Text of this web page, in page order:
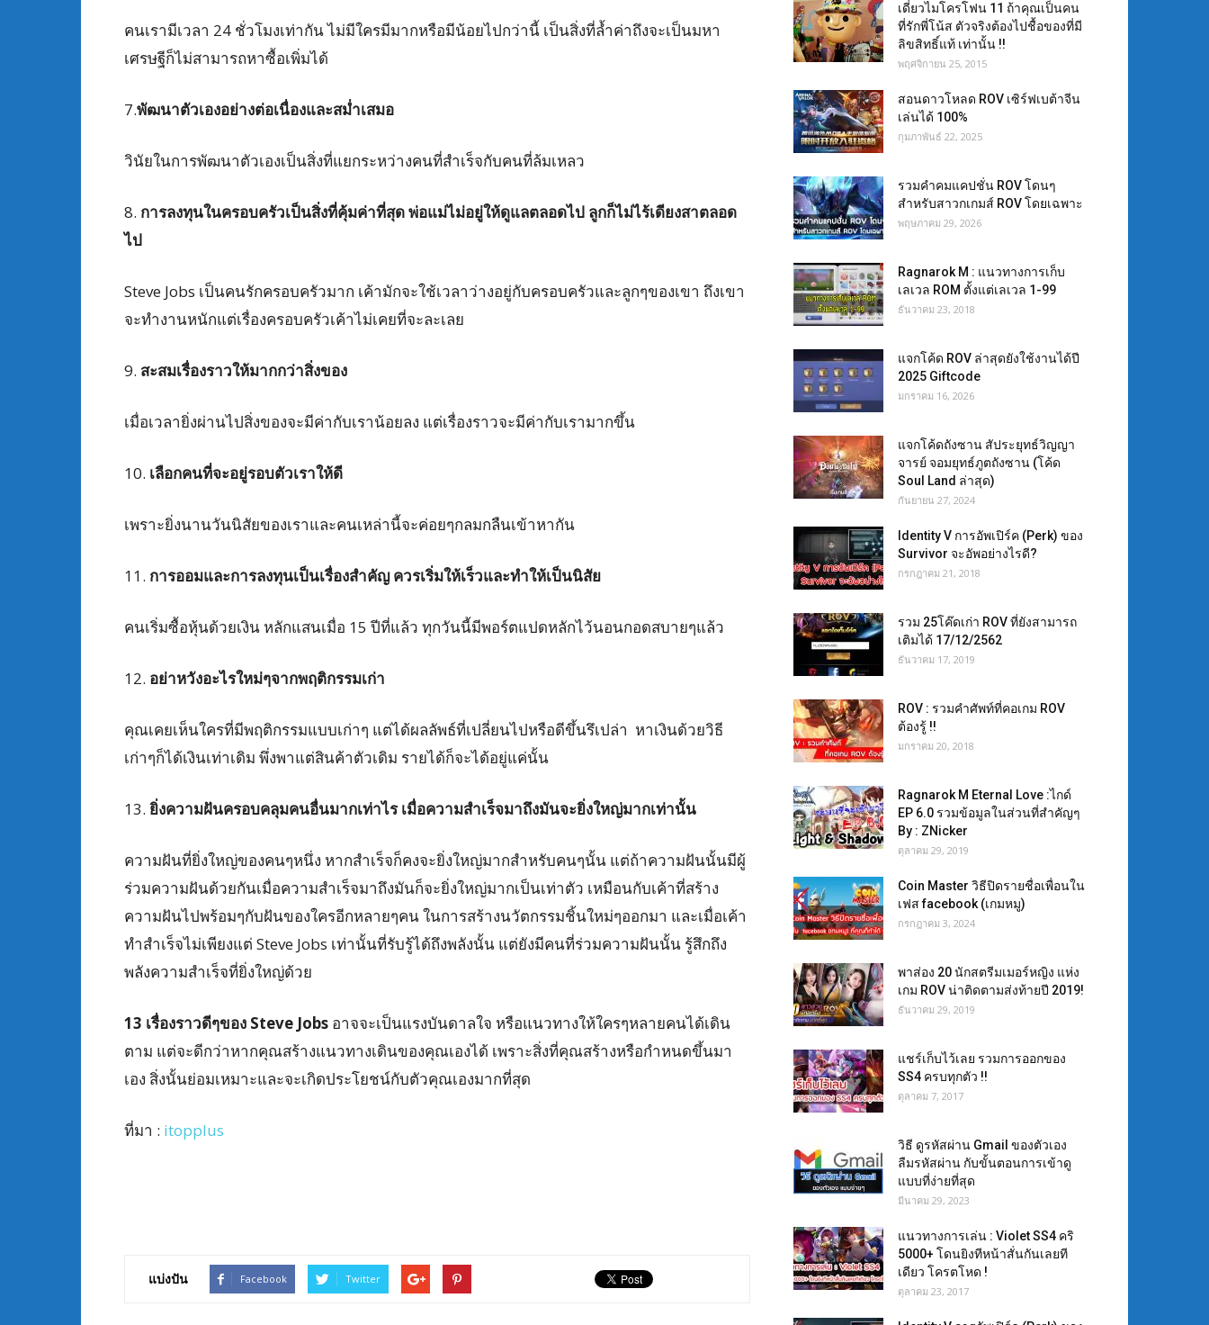
คนเรามีเวลา 24 ชั่วโมงเท่ากัน ไม่มีใครมีมากหรือมีน้อยไปกว่านี้ เป็นสิ่งที่ล้ำค่าถึงจะเป็นมหา
เศรษฐีก็ไม่สามารถหาซื้อเพิ่มได้
7.พัฒนาตัวเองอย่างต่อเนื่องและสม่ำเสมอ
วินัยในการพัฒนาตัวเองเป็นสิ่งที่แยกระหว่างคนที่สำเร็จกับคนที่ล้มเหลว
8. การลงทุนในครอบครัวเป็นสิ่งที่คุ้มค่าที่สุด พ่อแม่ไม่อยู่ให้ดูแลตลอดไป ลูกก็ไม่ไร้เดียงสาตลอด
ไป
Steve Jobs เป็นคนรักครอบครัวมาก เค้ามักจะใช้เวลาว่างอยู่กับครอบครัวและลูกๆของเขา ถึงเขา
จะทำงานหนักแต่เรื่องครอบครัวเค้าไม่เคยที่จะละเลย
9. สะสมเรื่องราวให้มากกว่าสิ่งของ
เมื่อเวลายิ่งผ่านไปสิ่งของจะมีค่ากับเราน้อยลง แต่เรื่องราวจะมีค่ากับเรามากขึ้น
10. เลือกคนที่จะอยู่รอบตัวเราให้ดี
เพราะยิ่งนานวันนิสัยของเราและคนเหล่านี้จะค่อยๆกลมกลืนเข้าหากัน
11. การออมและการลงทุนเป็นเรื่องสำคัญ ควรเริ่มให้เร็วและทำให้เป็นนิสัย
คนเริ่มซื้อหุ้นด้วยเงิน หลักแสนเมื่อ 15 ปีที่แล้ว ทุกวันนี้มีพอร์ตแปดหลักไว้นอนกอดสบายๆแล้ว
12. อย่าหวังอะไรใหม่ๆจากพฤติกรรมเก่า
คุณเคยเห็นใครที่มีพฤติกรรมแบบเก่าๆ แต่ได้ผลลัพธ์ที่เปลี่ยนไปหรือดีขึ้นรึเปล่า หาเงินด้วยวิธี
เก่าๆก็ได้เงินเท่าเดิม พึ่งพาแต่สินค้าตัวเดิม รายได้ก็จะได้อยู่แค่นั้น
13. ยิ่งความฝันครอบคลุมคนอื่นมากเท่าไร เมื่อความสำเร็จมาถึงมันจะยิ่งใหญ่มากเท่านั้น
ความฝันที่ยิ่งใหญ่ของคนๆหนึ่ง หากสำเร็จก็คงจะยิ่งใหญ่มากสำหรับคนๆนั้น แต่ถ้าความฝันนั้นมีผู้
ร่วมความฝันด้วยกันเมื่อความสำเร็จมาถึงมันก็จะยิ่งใหญ่มากเป็นเท่าตัว เหมือนกับเค้าที่สร้าง
ความฝันไปพร้อมๆกับฝันของใครอีกหลายๆคน ในการสร้างนวัตกรรมชิ้นใหม่ๆออกมา และเมื่อเค้า
ทำสำเร็จไม่เพียงแต่ Steve Jobs เท่านั้นที่รับรู้ได้ถึงพลังนั้น แต่ยังมีคนที่ร่วมความฝันนั้น รู้สึกถึง
พลังความสำเร็จที่ยิ่งใหญ่ด้วย
13 เรื่องราวดีๆของ Steve Jobs อาจจะเป็นแรงบันดาลใจ หรือแนวทางให้ใครๆหลายคนได้เดิน
ตาม แต่จะดีกว่าหากคุณสร้างแนวทางเดินของคุณเองได้ เพราะสิ่งที่คุณสร้างหรือกำหนดขึ้นมา
เอง สิ่งนั้นย่อมเหมาะและจะเกิดประโยชน์กับตัวคุณเองมากที่สุด
ที่มา : itopplus
แบ่งปัน Facebook Twitter
เดี่ยวไมโครโฟน 11 ถ้าคุณเป็นคน
ที่รักพี่โน้ส ตัวจริงต้องไปชื้อของที่มี
ลิขสิทธิ์แท้ เท่านั้น !!
พฤศจิกายน 25, 2015
สอนดาวโหลด ROV เซิร์ฟเบต้าจีน
เล่นได้ 100%
กุมภาพันธ์ 22, 2025
รวมคำคมแคปชั่น ROV โดนๆ
สำหรับสาวกเกมส์ ROV โดยเฉพาะ
พฤษภาคม 29, 2026
Ragnarok M : แนวทางการเก็บ
เลเวล ROM ตั้งแต่เลเวล 1-99
ธันวาคม 23, 2018
แจกโค้ด ROV ล่าสุดยังใช้งานได้ปี
2025 Giftcode
มกราคม 16, 2026
แจกโค้ดถังซาน สัประยุทธ์วิญญา
จารย์ จอมยุทธ์ภูตถังซาน (โค้ด
Soul Land ล่าสุด)
กันยายน 27, 2024
Identity V การอัพเปิร์ค (Perk) ของ
Survivor จะอัพอย่างไรดี?
กรกฎาคม 21, 2018
รวม 25โค๊ดเก่า ROV ที่ยังสามารถ
เติมได้ 17/12/2562
ธันวาคม 17, 2019
ROV : รวมคำศัพท์ที่คอเกม ROV
ต้องรู้ !!
มกราคม 20, 2018
Ragnarok M Eternal Love :ไกด์
EP 6.0 รวมข้อมูลในส่วนที่สำคัญๆ
By : ZNicker
ตุลาคม 29, 2019
Coin Master วิธีปิดรายชื่อเพื่อนใน
เฟส facebook (เกมหมู)
กรกฎาคม 3, 2024
พาส่อง 20 นักสตรีมเมอร์หญิง แห่ง
เกม ROV น่าติดตามส่งท้ายปี 2019!
ธันวาคม 29, 2019
แชร์เก็บไว้เลย รวมการออกของ
SS4 ครบทุกตัว !!
ตุลาคม 7, 2017
วิธี ดูรหัสผ่าน Gmail ของตัวเอง
ลืมรหัสผ่าน กับขั้นตอนการเข้าดู
แบบที่ง่ายที่สุด
มีนาคม 29, 2023
แนวทางการเล่น : Violet SS4 คริ
5000+ โดนยิงทีหน้าสั่นกันเลยที
เดียว โครตโหด !
ตุลาคม 23, 2017